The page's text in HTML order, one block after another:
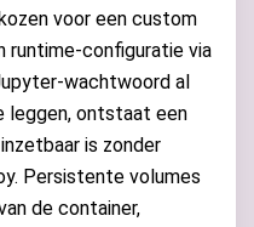
voor een custom
runtime-configuratie via
wachtwoord al
leggen, ontstaat een
is zonder
Persistente volumes
de container,